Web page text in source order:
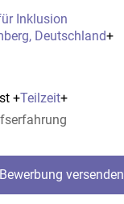
Inklusion
Deutschland+
+Teilzeit+
Bewerbung versenden